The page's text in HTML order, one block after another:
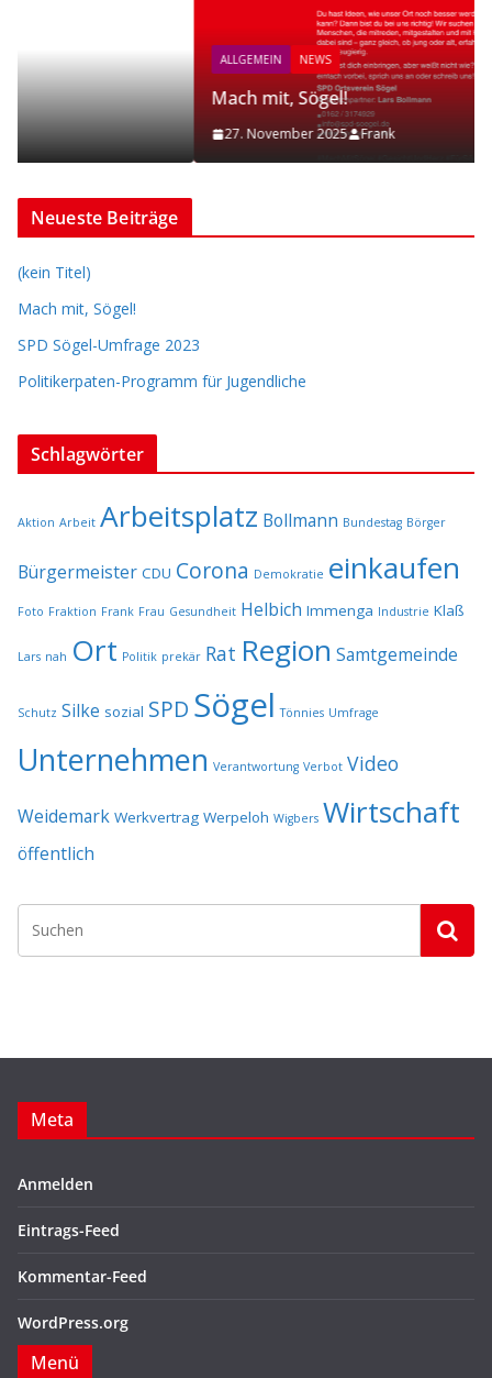
Mach mit, Sögel!
Frank
Neueste Beiträge
(kein Titel)
Mach mit, Sögel!
SPD Sögel-Umfrage 2023
Politikerpaten-Programm für Jugendliche
Schlagwörter
Aktion Arbeit Arbeitsplatz Bollmann Bundestag Börger
Bürgermeister CDU Corona Demokratie einkaufen
Foto Fraktion Frank Frau Gesundheit Helbich Immenga Industrie Klaß
Lars nah Ort Politik prekär Rat Region Samtgemeinde
Schutz Silke sozial SPD Sögel Tönnies Umfrage
Unternehmen Verantwortung Verbot Video
Weidemark Werkvertrag Werpeloh Wigbers Wirtschaft
öffentlich
Meta
Anmelden
Eintrags-Feed
Kommentar-Feed
WordPress.org
Menü